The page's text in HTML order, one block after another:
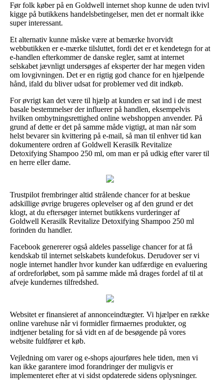
Før folk køber på en Goldwell internet shop kunne de uden tvivl
kigge på butikkens handelsbetingelser, men det er normalt ikke
super interessant.
Et alternativ kunne måske være at bemærke hvorvidt
webbutikken er e-mærke tilsluttet, fordi det er et kendetegn for at
e-handlen efterkommer de danske regler, samt at internet
selskabet jævnligt undersøges af eksperter der har megen viden
om lovgivningen. Det er en rigtig god chance for en hjælpende
hånd, ifald du bliver udsat for problemer ved dit indkøb.
For øvrigt kan det være til hjælp at kunden er sat ind i de mest
basale bestemmelser der influerer på handlen, eksempelvis
hvilken ombytningsrettighed online webshoppen anvender. På
grund af dette er det på samme måde vigtigt, at man når som
helst bevarer sin kvittering på e-mail, så man til enhver tid kan
dokumentere ordren af Goldwell Kerasilk Revitalize
Detoxifying Shampoo 250 ml, om man er på udkig efter varer til
en herre eller dame.
Trustpilot frembringer altid strålende chancer for at beskue
adskillige øvrige brugeres oplevelser og af den grund er det
klogt, at du eftersøger internet butikkens vurderinger af
Goldwell Kerasilk Revitalize Detoxifying Shampoo 250 ml
forinden du handler.
Facebook genererer også aldeles passelige chancer for at få
kendskab til internet selskabets kundefokus. Derudover ser vi
nogle internet handler hvor kunder kan udfærdige en evaluering
af ordreforløbet, som på samme måde må drages fordel af til at
afveje kundernes tilfredshed.
Websitet er finansieret af annonceindtægter. Vi hjælper en række
online varehuse når vi formidler firmaernes produkter, og
indtjener betaling for så vidt en af de besøgende på vores
website fuldfører et køb.
Vejledning om varer og e-shops ajourføres hele tiden, men vi
kan ikke garantere imod forandringer der muligvis er
implementeret efter at vi sidst opdaterede sidens oplysninger.